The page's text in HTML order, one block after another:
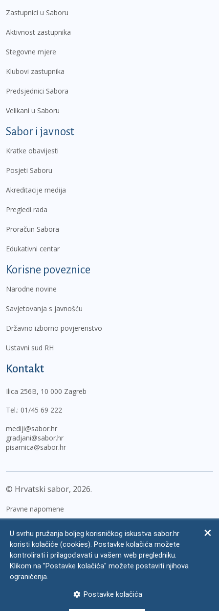
Zastupnici u Saboru
Aktivnost zastupnika
Stegovne mjere
Klubovi zastupnika
Predsjednici Sabora
Velikani u Saboru
Sabor i javnost
Kratke obavijesti
Posjeti Saboru
Akreditacije medija
Pregledi rada
Proračun Sabora
Edukativni centar
Korisne poveznice
Narodne novine
Savjetovanja s javnošću
Državno izborno povjerenstvo
Ustavni sud RH
Kontakt
Ilica 256B, 10 000 Zagreb
Tel.: 01/45 69 222
mediji@sabor.hr
gradjani@sabor.hr
pisarnica@sabor.hr
© Hrvatski sabor, 2026
Pravne napomene
Zaštita osobnih podataka
Impressum
Česta pitanja
U svrhu pružanja boljeg korisničkog iskustva sabor.hr
koristi kolačiće (cookies). Postavke kolačića možete
kontrolirati i prilagođavati u vašem web pregledniku.
Klikom na "Postavke kolačića" možete postaviti njihova
ograničenja.
Postavke kolačića